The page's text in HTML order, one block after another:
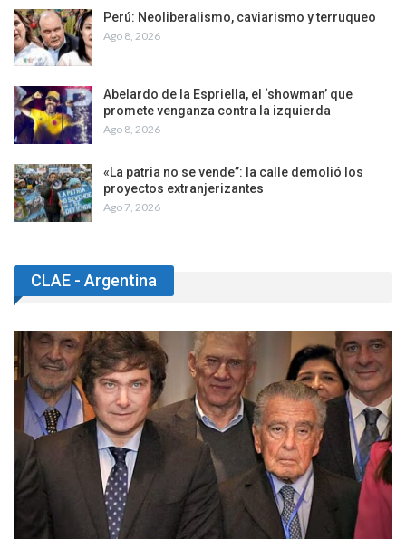
Perú: Neoliberalismo, caviarismo y terruqueo
Ago 8, 2026
Abelardo de la Espriella, el ‘showman’ que
promete venganza contra la izquierda
Ago 8, 2026
«La patria no se vende”: la calle demolió los
proyectos extranjerizantes
Ago 7, 2026
CLAE - Argentina